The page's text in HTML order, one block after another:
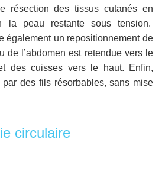
résection des tissus cutanés en
la peau restante sous tension.
également un repositionnement de
de l’abdomen est retendue vers le
des cuisses vers le haut. Enfin,
par des fils résorbables, sans mise
circulaire